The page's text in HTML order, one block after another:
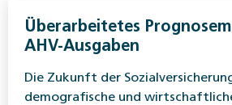
Überarbeitetes
AHV-Ausgaben
Die Zukunft der
demografische und